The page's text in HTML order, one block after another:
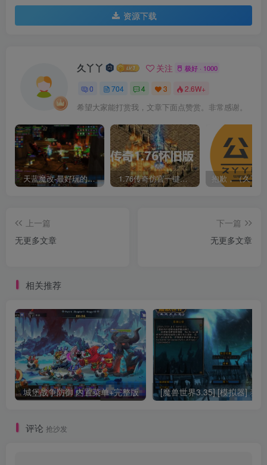
资源下载
久丫丫 关注 极好 · 1000
0 704 4 3 2.6W+
希望大家能打赏我，文章下面点赞赏。非常感谢。
天蓝魔改-最好玩的魔兽世界巫妖王V335精品单机端【最智能的机器人】 1.76传奇仿官一键启动无后台和辅助究极肝传奇
上一篇
无更多文章
下一篇
无更多文章
相关推荐
城堡战争防御 内置菜单+完整版
评论 抢沙发